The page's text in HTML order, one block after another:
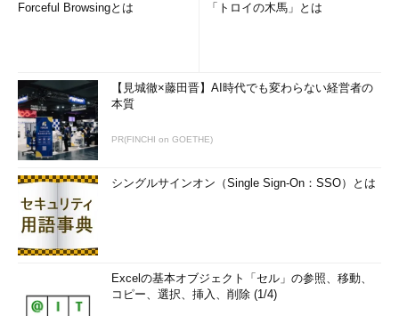
Forceful Browsingとは 「トロイの木馬」とは
【見城徹×藤田晋】AI時代でも変わらない経営者の
本質
PR(FINCHI on GOETHE)
シングルサインオン（Single Sign-On：SSO）とは
Excelの基本オブジェクト「セル」の参照、移動、
コピー、選択、挿入、削除 (1/4)